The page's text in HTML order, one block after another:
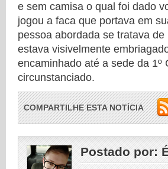
e sem camisa o qual foi dado
jogou a faca que portava em
pessoa abordada se tratava
estava visivelmente
encaminhado até a sede da 1º
circunstanciado.
COMPARTILHE ESTA NOTÍCIA
Postado por: